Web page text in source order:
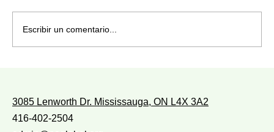
VIVIR EN Y NO SOLO CON
Escribir un comentario...
3085 Lenworth Dr. Mississauga, ON L4X 3A2
416-402-2504